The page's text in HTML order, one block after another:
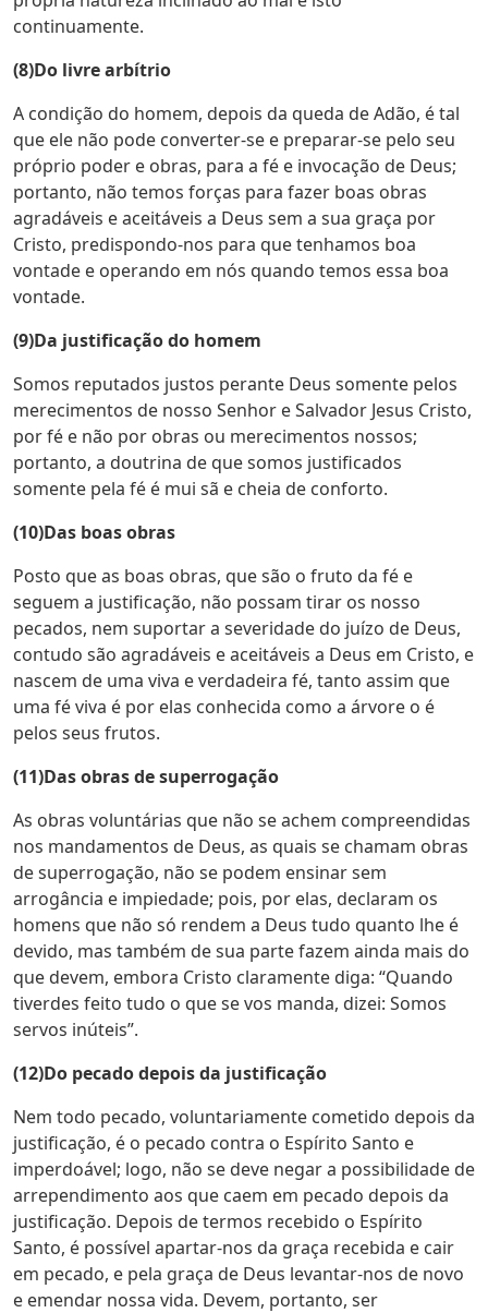
continuamente.
(8)Do livre arbítrio
A condição do homem, depois da queda de Adão, é tal
que ele não pode converter-se e preparar-se pelo seu
próprio poder e obras, para a fé e invocação de Deus;
portanto, não temos forças para fazer boas obras
agradáveis e aceitáveis a Deus sem a sua graça por
Cristo, predispondo-nos para que tenhamos boa
vontade e operando em nós quando temos essa boa
vontade.
(9)Da justificação do homem
Somos reputados justos perante Deus somente pelos
merecimentos de nosso Senhor e Salvador Jesus Cristo,
por fé e não por obras ou merecimentos nossos;
portanto, a doutrina de que somos justificados
somente pela fé é mui sã e cheia de conforto.
(10)Das boas obras
Posto que as boas obras, que são o fruto da fé e
seguem a justificação, não possam tirar os nosso
pecados, nem suportar a severidade do juízo de Deus,
contudo são agradáveis e aceitáveis a Deus em Cristo, e
nascem de uma viva e verdadeira fé, tanto assim que
uma fé viva é por elas conhecida como a árvore o é
pelos seus frutos.
(11)Das obras de superrogação
As obras voluntárias que não se achem compreendidas
nos mandamentos de Deus, as quais se chamam obras
de superrogação, não se podem ensinar sem
arrogância e impiedade; pois, por elas, declaram os
homens que não só rendem a Deus tudo quanto lhe é
devido, mas também de sua parte fazem ainda mais do
que devem, embora Cristo claramente diga: “Quando
tiverdes feito tudo o que se vos manda, dizei: Somos
servos inúteis”.
(12)Do pecado depois da justificação
Nem todo pecado, voluntariamente cometido depois da
justificação, é o pecado contra o Espírito Santo e
imperdoável; logo, não se deve negar a possibilidade de
arrependimento aos que caem em pecado depois da
justificação. Depois de termos recebido o Espírito
Santo, é possível apartar-nos da graça recebida e cair
em pecado, e pela graça de Deus levantar-nos de novo
e emendar nossa vida. Devem, portanto, ser